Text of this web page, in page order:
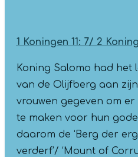
1 Koningen 11: 7/ 2
Koning Salomo had het
van de Olijfberg aan
vrouwen gegeven om
te maken voor hun
daarom de ‘Berg der
verderf’/ ‘Mount of